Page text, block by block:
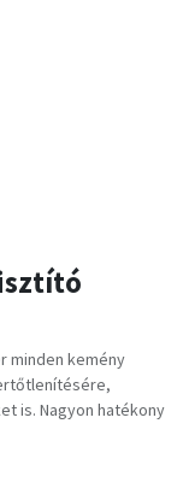
minden kemény
is. Nagyon hatékony